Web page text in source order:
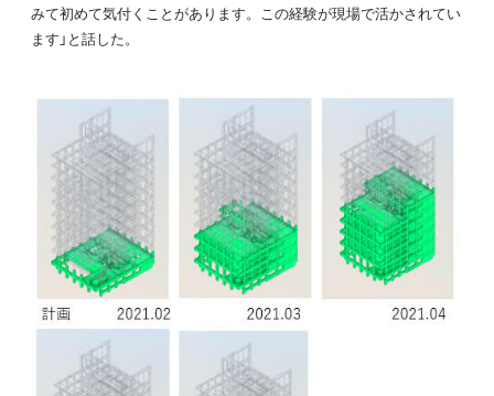
みて初めて気付くことがあります。この経験が現場で活かされてい
ます」と話した。